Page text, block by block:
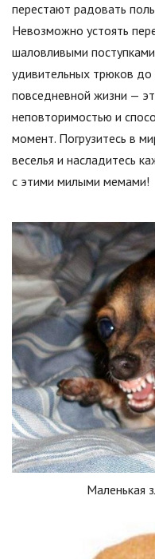
перестают радовать
Невозможно устоять
шаловливыми
удивительных трюков до
повседневной жизни —
неповторимостью и
момент. Погрузитесь в
веселья и насладитесь
с этими милыми мемами!
Маленькая